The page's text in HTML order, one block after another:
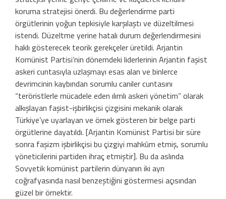
koruma stratejisi önerdi. Bu değerlendirme parti
örgütlerinin yoğun tepkisiyle karşılaştı ve düzeltilmesi
istendi. Düzeltme yerine hatalı durum değerlendirmesini
haklı gösterecek teorik gerekçeler üretildi. Arjantin
Komünist Partisi’nin dönemdeki liderlerinin Arjantin faşist
askeri cuntasıyla uzlaşmayı esas alan ve binlerce
devrimcinin kaybından sorumlu caniler cuntasını
“teröristlerle mücadele eden ılımlı askeri yönetim” olarak
alkışlayan faşist-işbirlikçisi çizgisini mekanik olarak
Türkiye’ye uyarlayan ve örnek gösteren bir belge parti
örgütlerine dayatıldı. [Arjantin Komünist Partisi bir süre
sonra faşizm işbirlikçisi bu çizgiyi mahkûm etmiş, sorumlu
yöneticilerini partiden ihraç etmiştir]. Bu da aslında
Sovyetik komünist partilerin dünyanın iki ayrı
coğrafyasında nasıl benzeştiğini göstermesi açısından
güzel bir örnektir.